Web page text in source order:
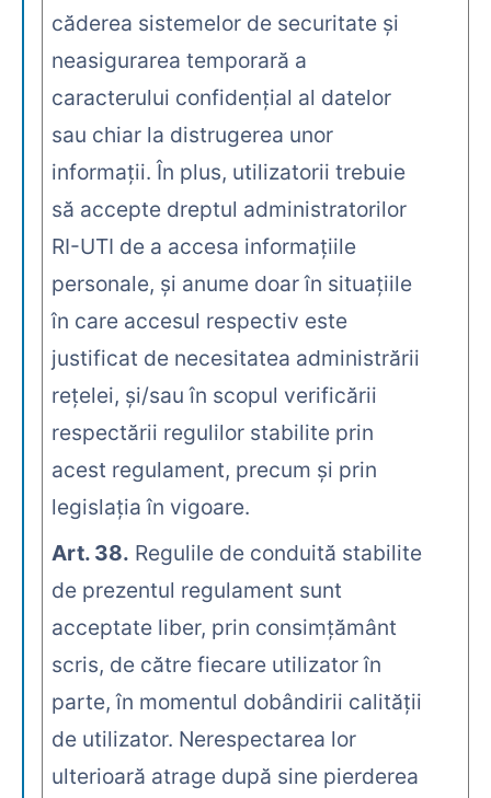
căderea sistemelor de securitate şi
neasigurarea temporară a
caracterului confidenţial al datelor
sau chiar la distrugerea unor
informaţii. În plus, utilizatorii trebuie
să accepte dreptul administratorilor
RI-UTI de a accesa informaţiile
personale, şi anume doar în situaţiile
în care accesul respectiv este
justificat de necesitatea administrării
reţelei, şi/sau în scopul verificării
respectării regulilor stabilite prin
acest regulament, precum şi prin
legislaţia în vigoare.
Art. 38. Regulile de conduită stabilite
de prezentul regulament sunt
acceptate liber, prin consimţământ
scris, de către fiecare utilizator în
parte, în momentul dobândirii calităţii
de utilizator. Nerespectarea lor
ulterioară atrage după sine pierderea